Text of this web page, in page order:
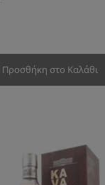
Προσθήκη στο Καλάθι